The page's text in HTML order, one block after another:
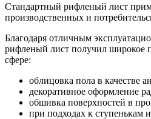
Стандартный рифленый лист
производственных и
Благодаря отличным
рифленый лист получил широкое
сфере:
облицовка пола в качестве
декоративное оформление
обшивка поверхностей в
при подходах к ступенькам